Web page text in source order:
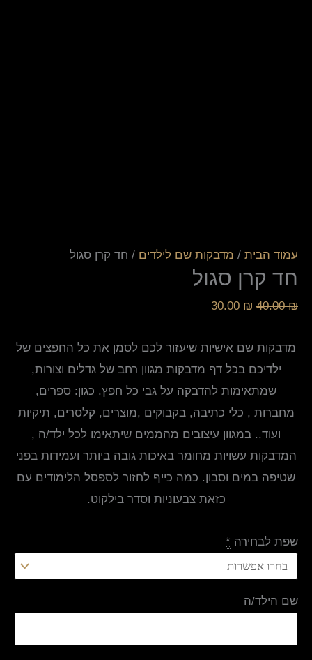
עמוד הבית / מדבקות שם לילדים / חד קרן סגול
חד קרן סגול
40.00₪
30.00 ₪
מדבקות שם אישיות שיעזור לכם לסמן את כל החפצים של
ילדיכם בכל דף מדבקות מגוון רחב של גדלים וצורות,
שמתאימות להדבקה על גבי כל חפץ. כגון: ספרים,
מחברות , כלי כתיבה, בקבוקים ,מוצרים, קלסרים, תיקיות
ועוד.. במגוון עיצובים מהממים שיתאימו לכל ילד/ה ,
המדבקות עשויות מחומר באיכות גובה ביותר ועמידות בפני
שטיפה במים וסבון. כמה כייף לחזור לספסל הלימודים עם
כזאת צבעוניות וסדר בילקוט.
שפת לבחירה *
שם הילד/ה